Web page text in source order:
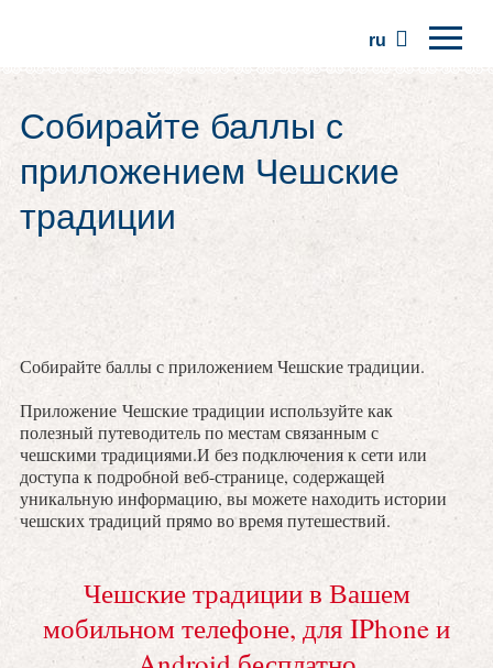
ru
Регионы
Традиции
Экскурсии
Собирайте баллы с
приложением Чешские
традиции
Собирайте баллы с приложением Чешские традиции.
Приложение Чешские традиции используйте как
полезный путеводитель по местам связанным с
чешскими традициями.И без подключения к сети или
доступа к подробной веб-странице, содержащей
уникальную информацию, вы можете находить истории
чешских традиций прямо во время путешествий.
Чешские традиции в Вашем
мобильном телефоне, для IPhone и